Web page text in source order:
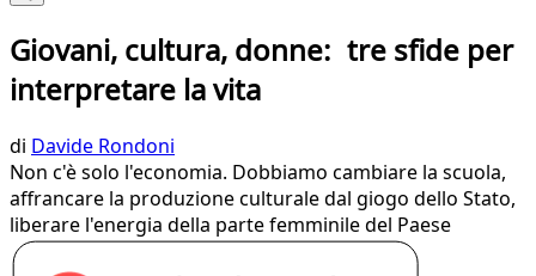
Giovani, cultura, donne: tre sfide per
interpretare la vita
di Davide Rondoni
Non c'è solo l'economia. Dobbiamo cambiare la scuola,
affrancare la produzione culturale dal giogo dello Stato,
liberare l'energia della parte femminile del Paese